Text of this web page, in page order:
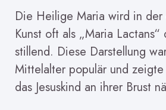
Die Heilige Maria wird in der
Kunst oft als „Maria
stillend. Diese Darstellung
Mittelalter populär und
das Jesuskind an ihrer Brust